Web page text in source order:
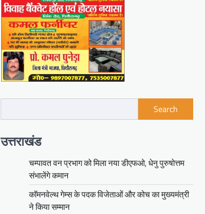
Search
उत्तराखंड
चम्पावत वन प्रभाग को मिला नया डीएफओ, धेनु पुरुषोत्तम
संभालेंगे कमान
कॉमनवेल्थ गेम्स के पदक विजेताओं और कोच का मुख्यमंत्री
ने किया सम्मान